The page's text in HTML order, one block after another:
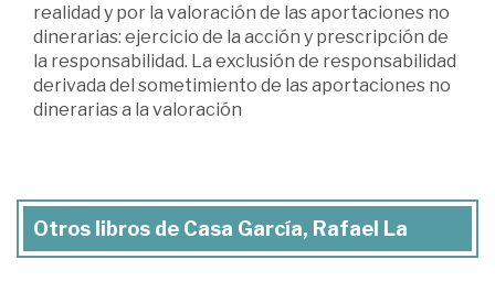
realidad y por la valoración de las aportaciones no
dinerarias: ejercicio de la acción y prescripción de
la responsabilidad. La exclusión de responsabilidad
derivada del sometimiento de las aportaciones no
dinerarias a la valoración
Otros libros de Casa García, Rafael La